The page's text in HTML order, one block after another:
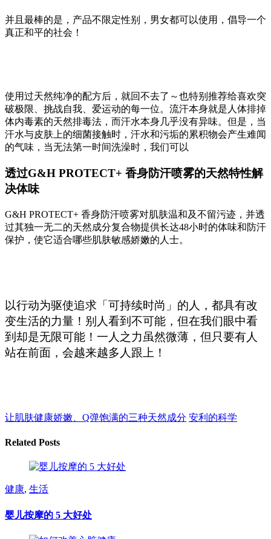
并且最棒的是，产品不限定性别，男女都可以使用，倡导一个
真正和平的社会！
使用过天然纯净的配方后，就回不去了～也特别推荐给喜欢突
破极限、挑战自我、爱运动的每一位。流汗本身就是人体排掉
体内毒素的天然排毒法，而汗水本身几乎没有异味。但是，当
汗水与皮肤上的细菌接触时，汗水和污垢的累积物会产生难闻
的气味，当无法第一时间洗澡时，我们可以
透过G&H PROTECT+ 香身防汗喷雾的天然特性解
决体味
G&H PROTECT+ 香身防汗喷雾对肌肤温和及不留污迹，并透
过其独一无二的天然成分复合物提供长达48小时的体味和防汗
保护，使它适合哪些肌肤敏感娇嫩的人士。
以行动为驱使追求「可持续时尚」的人，都具有改
变生活的力量！别人看到不可能，但在我们眼中看
到却是无限可能！一人之力虽然微薄，但只要有人
站在前面，会越来越多人跟上！
让肌肤健康娇嫩、Q弹饱满的三种天然成分 安利的科学
Related Posts
健康, 生活
婴儿按摩的 5 大好处